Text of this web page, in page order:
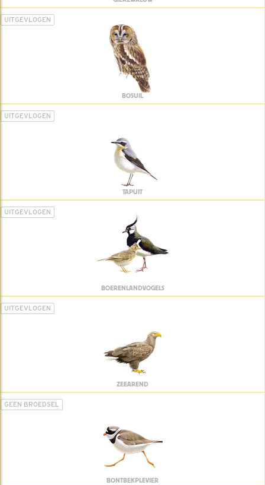
UITGEVLOGEN
BOSUIL
UITGEVLOGEN
TAPUIT
UITGEVLOGEN
BOERENLANDVOGELS
UITGEVLOGEN
ZEEAREND
GEEN BROEDSEL
BONTBEKPLEVIER